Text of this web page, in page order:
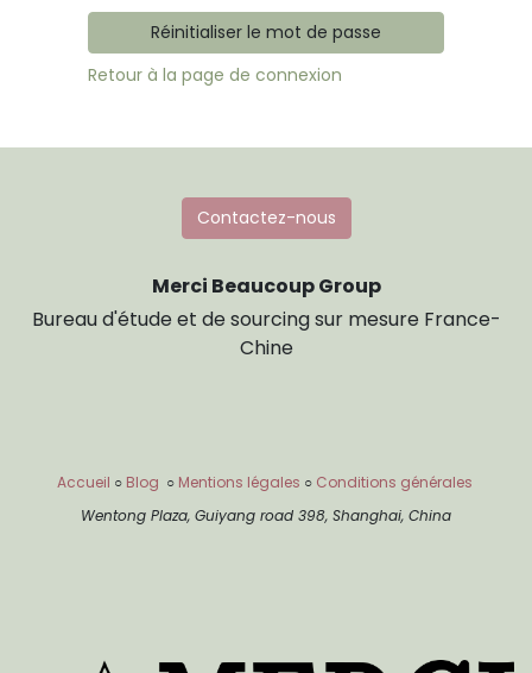
Réinitialiser le mot de passe
Retour à la page de connexion
Contactez-nous
Merci Beaucoup Group
Bureau d'étude et de sourcing sur mesure France-
Chine
Accueil ○ Blog ○ Mentions légales ○ Conditions générales
Wentong Plaza, Guiyang road 398, Shanghai, China